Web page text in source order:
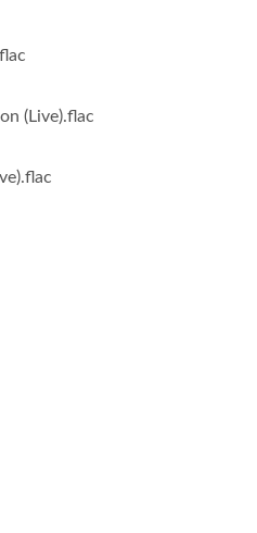
(Live).flac